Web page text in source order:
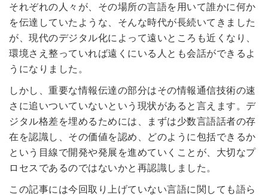
それぞれの人々が、その場所の言語を用いて誰かに何か
を伝達していたような、そんな時代が長続いてきました
が、現代のデジタル化によって遠いところも近くなり、
環境さえ整っていれば遠くにいる人とも会話ができるよ
うになりました。
しかし、重要な情報伝達の部分はその情報通信技術の速
さに追いついていないという現状があると言えます。デ
ジタル格差を埋めるためには、まずは少数言語話者の存
在を認識し、その価値を認め、どのように包括できるか
という目線で開発や発展を進めていくことが、大切なプ
ロセスであるのではないかと再認識しました。
この記事には今回取り上げていない言語に関しても語ら